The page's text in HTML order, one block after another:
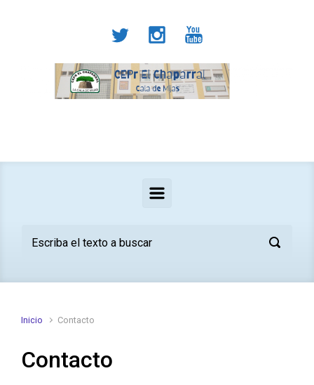
Inicio Contacto
Contacto